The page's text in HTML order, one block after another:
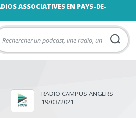
ASSOCIATIVES EN PAYS-DE-
RADIO CAMPUS ANGERS
19/03/2021